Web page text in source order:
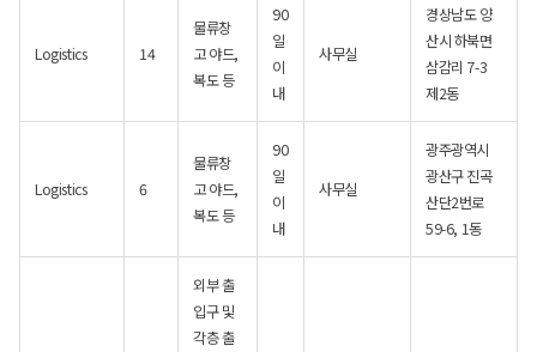
Logistics 14
물류창
고 야드,
복도 등
90
일
이
내
사무실
경상남도 양
산시 하북면
삼감리 7-3
제2동
Logistics 6
물류창
고 야드,
복도 등
90
일
이
내
사무실
광주광역시
광산구 진곡
산단2번로
59-6, 1동
외부 출
입구 및
각층 출